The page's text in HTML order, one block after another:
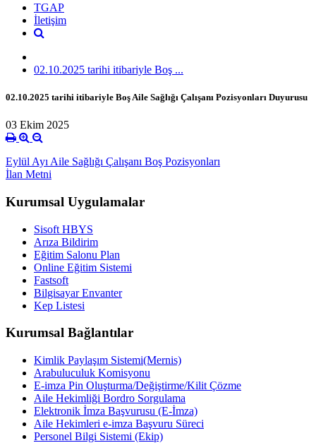
TGAP
İletişim
02.10.2025 tarihi itibariyle Boş ...
02.10.2025 tarihi itibariyle Boş Aile Sağlığı Çalışanı Pozisyonları Duyurusu
03 Ekim 2025
Eylül Ayı Aile Sağlığı Çalışanı Boş Pozisyonları
İlan Metni
Kurumsal Uygulamalar
Sisoft HBYS
Arıza Bildirim
Eğitim Salonu Plan
Online Eğitim Sistemi
Fastsoft
Bilgisayar Envanter
Kep Listesi
Kurumsal Bağlantılar
Kimlik Paylaşım Sistemi(Mernis)
Arabuluculuk Komisyonu
E-imza Pin Oluşturma/Değiştirme/Kilit Çözme
Aile Hekimliği Bordro Sorgulama
Elektronik İmza Başvurusu (E-İmza)
Aile Hekimleri e-imza Başvuru Süreci
Personel Bilgi Sistemi (Ekip)